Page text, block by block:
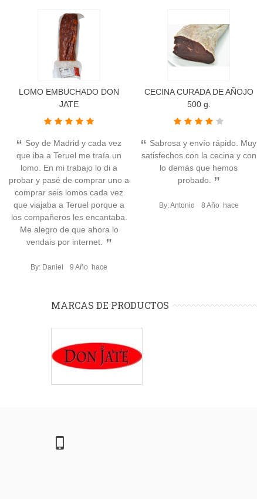
LOMO EMBUCHADO DON
JATE
Soy de Madrid y cada vez
que iba a Teruel me traía un
lomo. En mi trabajo lo di a
probar y pasé de comprar uno a
comprar seis lomos cada vez
que viajaba a Teruel porque a
los compañeros les encantaba.
Me alegro de que ahora lo
vendais por internet.
By: Daniel 9 Año hace
CECINA CURADA DE AÑOJO
500 g.
Sabrosa y envío rápido. Muy
satisfechos con la cecina y con
lo demás que hemos
probado.
By: Antonio 8 Año hace
MARCAS DE PRODUCTOS